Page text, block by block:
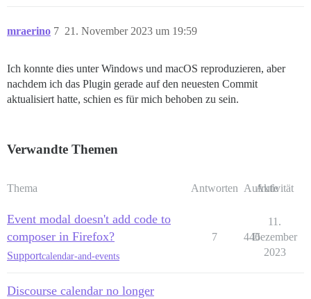
mraerino 21. November 2023 um 19:59
7
Ich konnte dies unter Windows und macOS reproduzieren, aber
nachdem ich das Plugin gerade auf den neuesten Commit
aktualisiert hatte, schien es für mich behoben zu sein.
Verwandte Themen
Thema Antworten Aufrufe
Aktivität
Event modal doesn't add code to
composer in Firefox?
Supportcalendar-and-events
7 446
11.
Dezember
2023
Discourse calendar no longer